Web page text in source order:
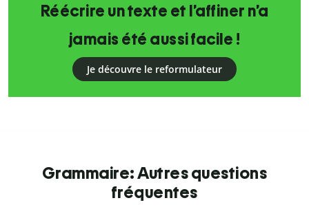
Réécrire un texte et l’affiner n’a
jamais été aussi facile !
Je découvre le reformulateur
Grammaire: Autres questions
fréquentes